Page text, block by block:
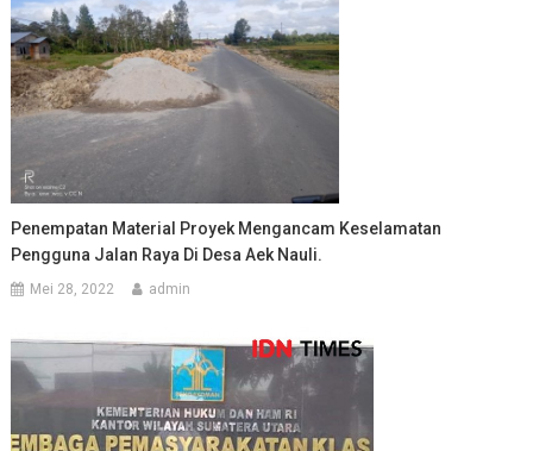
Penempatan Material Proyek Mengancam Keselamatan
Pengguna Jalan Raya Di Desa Aek Nauli.
Mei 28, 2022 admin